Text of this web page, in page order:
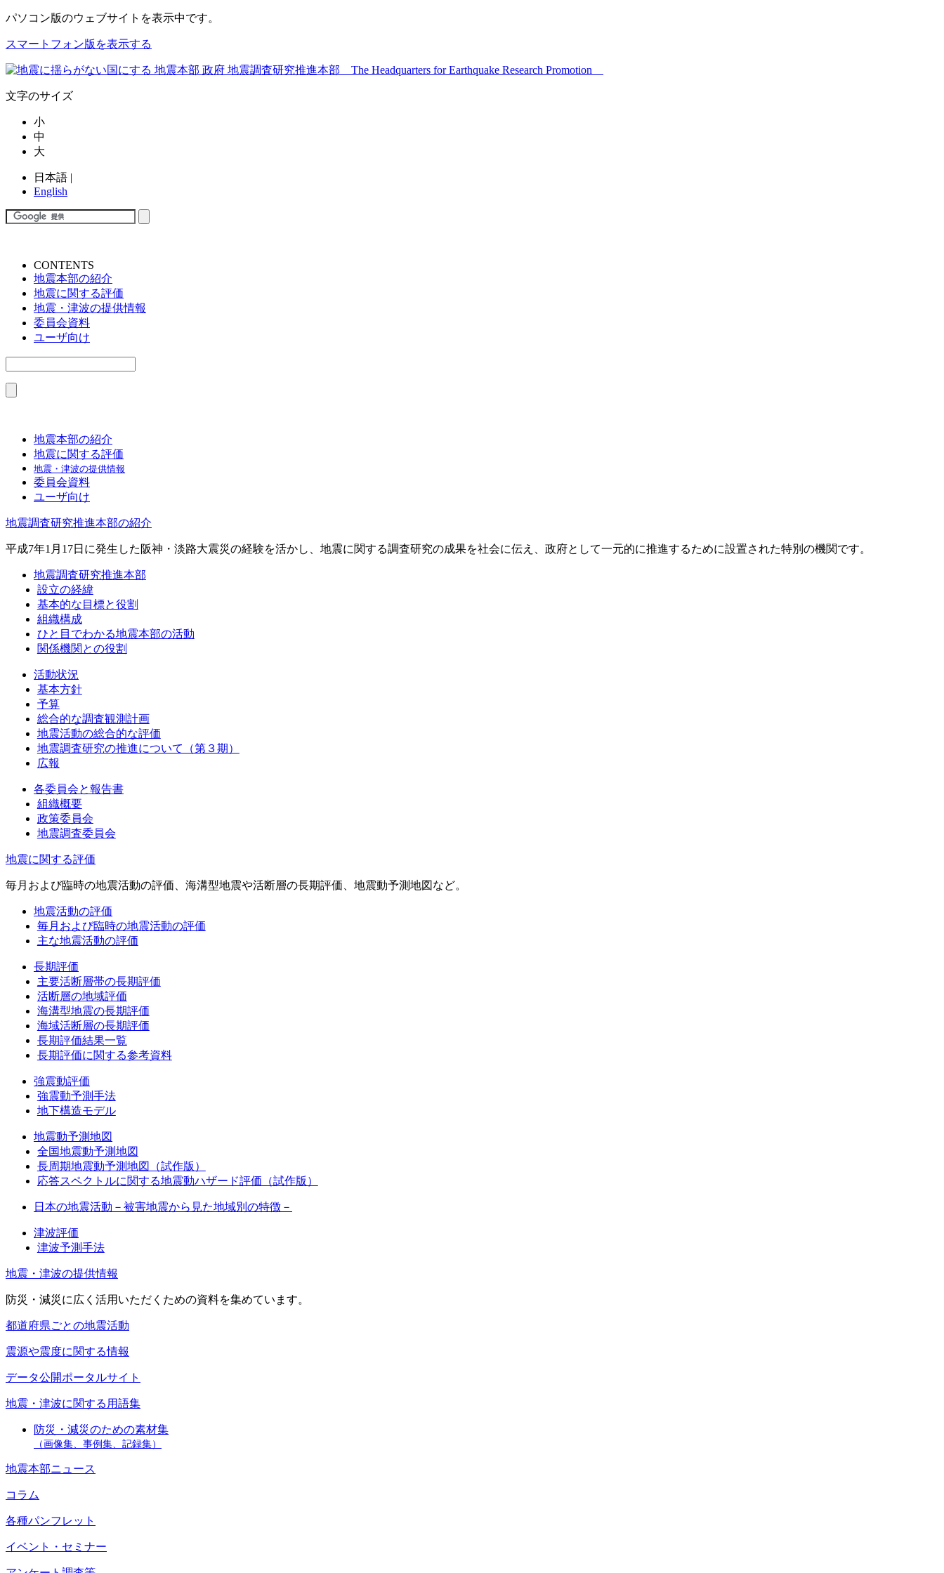
パソコン版のウェブサイトを表示中です。
スマートフォン版を表示する
文字のサイズ
小
中
大
日本語 |
English
CONTENTS
地震本部の紹介
地震に関する評価
地震・津波の提供情報
委員会資料
ユーザ向け
地震本部の紹介
地震に関する評価
地震・津波の提供情報
委員会資料
ユーザ向け
地震調査研究推進本部の紹介
平成7年1月17日に発生した阪神・淡路大震災の経験を活かし、地震に関する調査研究の成果を社会に伝え、政府として一元的に推進するために設置された特別の機関です。
地震調査研究推進本部
設立の経緯
基本的な目標と役割
組織構成
ひと目でわかる地震本部の活動
関係機関との役割
活動状況
基本方針
予算
総合的な調査観測計画
地震活動の総合的な評価
地震調査研究の推進について（第３期）
広報
各委員会と報告書
組織概要
政策委員会
地震調査委員会
地震に関する評価
毎月および臨時の地震活動の評価、海溝型地震や活断層の長期評価、地震動予測地図など。
地震活動の評価
毎月および臨時の地震活動の評価
主な地震活動の評価
長期評価
主要活断層帯の長期評価
活断層の地域評価
海溝型地震の長期評価
海域活断層の長期評価
長期評価結果一覧
長期評価に関する参考資料
強震動評価
強震動予測手法
地下構造モデル
地震動予測地図
全国地震動予測地図
長周期地震動予測地図（試作版）
応答スペクトルに関する地震動ハザード評価（試作版）
日本の地震活動－被害地震から見た地域別の特徴－
津波評価
津波予測手法
地震・津波の提供情報
防災・減災に広く活用いただくための資料を集めています。
都道府県ごとの地震活動
震源や震度に関する情報
データ公開ポータルサイト
地震・津波に関する用語集
防災・減災のための素材集
（画像集、事例集、記録集）
地震本部ニュース
コラム
各種パンフレット
イベント・セミナー